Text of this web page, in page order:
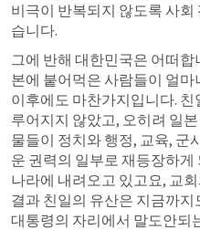
비극이 반복되지 않도록 사
습니다.
그에 반해 대한민국은 어떠
본에 붙어먹은 사람들이 얼
이후에도 마찬가지입니다.
루어지지 않았고, 오히려 일
물들이 정치와 행정, 교육, 군
운 권력의 일부로 재등장하
나라에 내려오고 있고요, 교
결과 친일의 유산은 지금까
대통령의 자리에서 말도안되